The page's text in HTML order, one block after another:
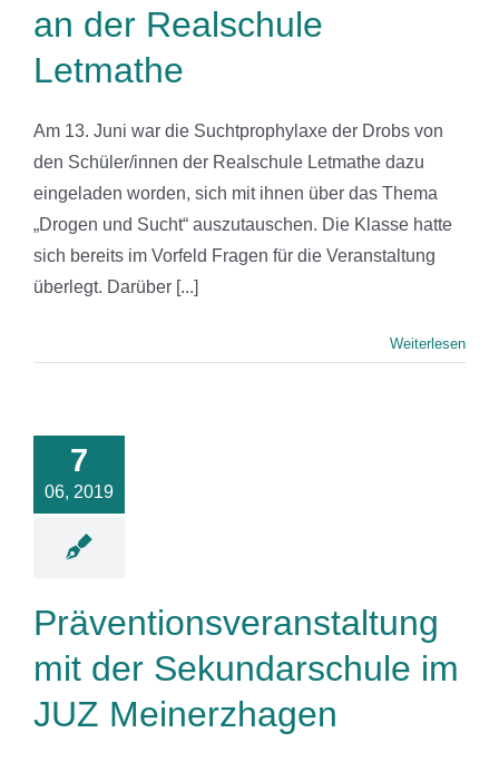
an der Realschule
Letmathe
Am 13. Juni war die Suchtprophylaxe der Drobs von
den Schüler/innen der Realschule Letmathe dazu
eingeladen worden, sich mit ihnen über das Thema
„Drogen und Sucht“ auszutauschen. Die Klasse hatte
sich bereits im Vorfeld Fragen für die Veranstaltung
überlegt. Darüber [...]
Weiterlesen
7
06, 2019
Präventionsveranstaltung
mit der Sekundarschule im
JUZ Meinerzhagen